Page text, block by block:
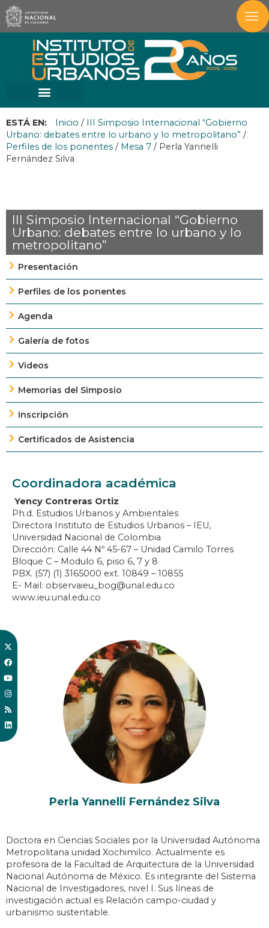
ESTÁ EN: Inicio / III Simposio Internacional “Gobierno
Urbano: debates entre lo urbano y lo metropolitano” /
Perfiles de los ponentes / Mesa 7 / Perla Yannelli
Fernández Silva
III Simposio Internacional “Gobierno
Urbano: debates entre lo urbano y lo
metropolitano”
Presentación
Perfiles de los ponentes
Agenda
Galería de fotos
Videos
Memorias del Simposio
Inscripción
Certificados de Asistencia
Coordinadora académica
Yency Contreras Ortiz
Ph.d. Estudios Urbanos y Ambientales
Directora Instituto de Estudios Urbanos – IEU,
Universidad Nacional de Colombia
Dirección: Calle 44 Nº 45-67 – Unidad Camilo Torres
Bloque C – Modulo 6, piso 6, 7 y 8
PBX. (57) (1) 3165000 ext. 10849 – 10855
E- Mail: observaieu_bog@unal.edu.co
www.ieu.unal.edu.co
Perla Yannelli Fernández Silva
Doctora en Ciencias Sociales por la Universidad Autónoma
Metropolitana unidad Xochimilco. Actualmente es
profesora de la Facultad de Arquitectura de la Universidad
Nacional Autónoma de México. Es integrante del Sistema
Nacional de Investigadores, nivel I. Sus líneas de
investigación actual es Relación campo-ciudad y
urbanismo sustentable.